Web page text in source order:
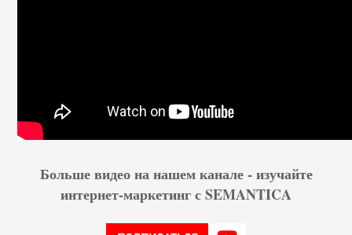
Больше видео на нашем канале - изучайте
интернет-маркетинг с SEMANTICA